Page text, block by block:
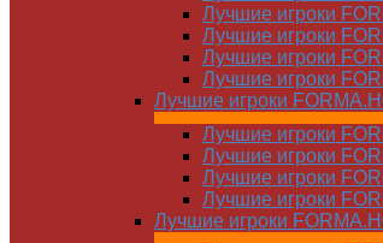
Лучшие игроки
Лучшие игроки
Лучшие игроки
Лучшие игроки
Лучшие игроки
Лучшие игроки
Лучшие игроки
Лучшие игроки
Лучшие игроки
Лучшие игроки